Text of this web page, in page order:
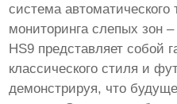
система
мониторинга слепых зон
HS9 представляет собой
классического стиля и
демонстрируя, что